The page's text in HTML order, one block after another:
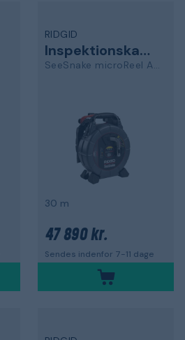
RIDGID
Inspektionskamera
SeeSnake microReel APX
30 m
47 890 kr.
Sendes indenfor 7-11 dage